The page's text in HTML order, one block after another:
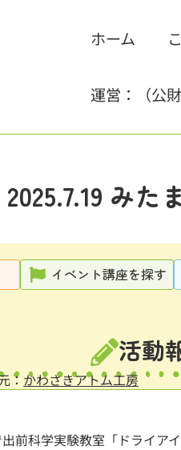
ホーム
運営：（公
2025.7.19 み
イベント講座を探す
活動
： かわさきアトム工房
前科学実験教室「ドライア